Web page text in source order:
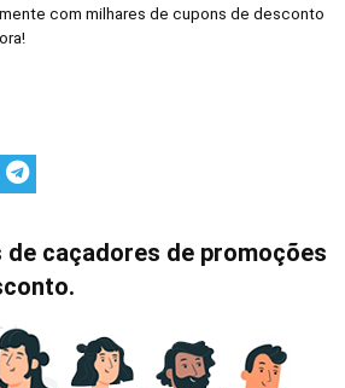
com milhares de cupons de desconto
de caçadores de promoções